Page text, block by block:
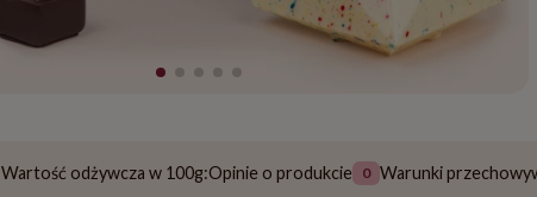
Wartość odżywcza w 100g:Opinie o produkcie 0 Warunki